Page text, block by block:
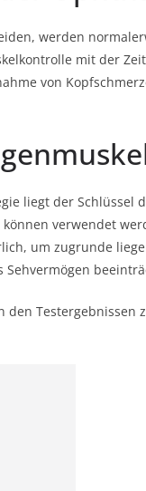
werden
mit der
von
liegt der Schlüssel
verwendet
um zugrunde
den